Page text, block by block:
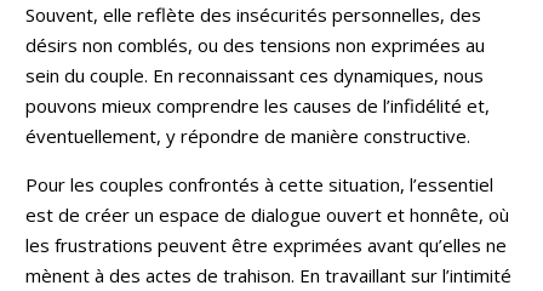
Souvent, elle reflète des insécurités personnelles, des
désirs non comblés, ou des tensions non exprimées au
sein du couple. En reconnaissant ces dynamiques, nous
pouvons mieux comprendre les causes de l’infidélité et,
éventuellement, y répondre de manière constructive.
Pour les couples confrontés à cette situation, l’essentiel
est de créer un espace de dialogue ouvert et honnête, où
les frustrations peuvent être exprimées avant qu’elles ne
mènent à des actes de trahison. En travaillant sur l’intimité